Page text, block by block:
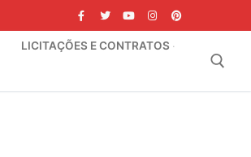
LICITAÇÕES E CONTRATOS